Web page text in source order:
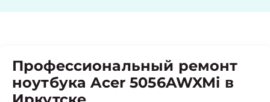
Профессиональный ремонт
ноутбука Acer 5056AWXMi в